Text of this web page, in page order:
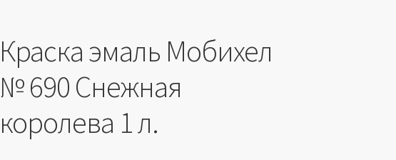
Краска эмаль Мобихел
№ 690 Снежная
королева 1 л.